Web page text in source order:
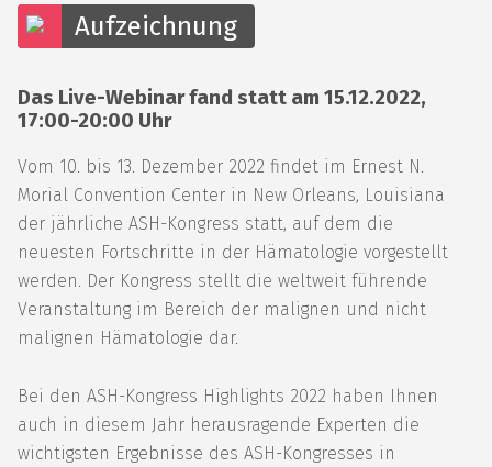
Aufzeichnung
Das Live-Webinar fand statt am 15.12.2022,
17:00-20:00 Uhr
Vom 10. bis 13. Dezember 2022 findet im Ernest N.
Morial Convention Center in New Orleans, Louisiana
der jährliche ASH-Kongress statt, auf dem die
neuesten Fortschritte in der Hämatologie vorgestellt
werden. Der Kongress stellt die weltweit führende
Veranstaltung im Bereich der malignen und nicht
malignen Hämatologie dar.
Bei den ASH-Kongress Highlights 2022 haben Ihnen
auch in diesem Jahr herausragende Experten die
wichtigsten Ergebnisse des ASH-Kongresses in